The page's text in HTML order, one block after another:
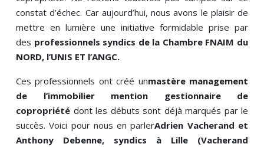
constat d’échec. Car aujourd’hui, nous avons le plaisir de
mettre en lumière une initiative formidable prise par
des professionnels syndics de la Chambre FNAIM du
NORD, l’UNIS ET l’ANGC.
Ces professionnels ont créé unmastère management
de l’immobilier mention gestionnaire de
copropriété dont les débuts sont déjà marqués par le
succès. Voici pour nous en parlerAdrien Vacherand et
Anthony Debenne, syndics à Lille (Vacherand